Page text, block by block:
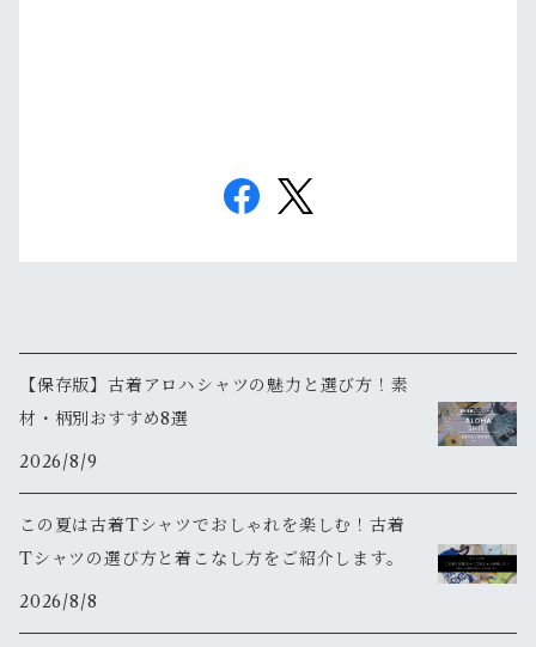
【保存版】古着アロハシャツの魅力と選び方！素
材・柄別おすすめ8選
2026/8/9
この夏は古着Tシャツでおしゃれを楽しむ！古着
Tシャツの選び方と着こなし方をご紹介します。
2026/8/8